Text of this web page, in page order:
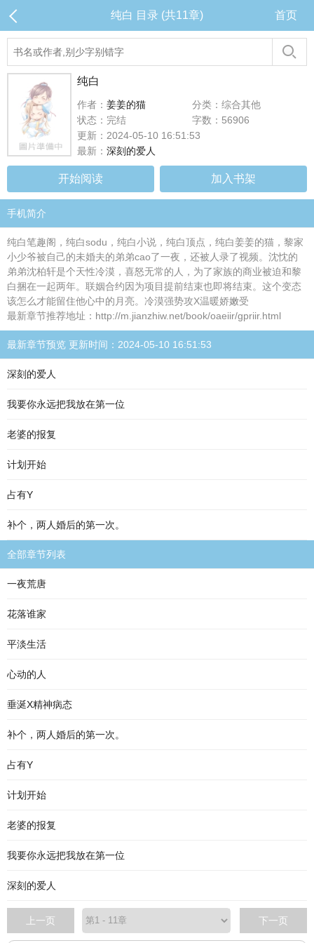
纯白 目录 (共11章) 首页
纯白
作者： 姜姜的猫
分类：综合其他
状态：完结
字数：56906
更新：2024-05-10 16:51:53
最新： 深刻的爱人
开始阅读 加入书架
手机简介
纯白笔趣阁，纯白sodu，纯白小说，纯白顶点，纯白姜姜的猫，黎家
小少爷被自己的未婚夫的弟弟cao了一夜，还被人录了视频。沈忱的
弟弟沈柏轩是个天性冷漠，喜怒无常的人，为了家族的商业被迫和黎
白捆在一起两年。联姻合约因为项目提前结束也即将结束。这个变态
该怎么才能留住他心中的月亮。冷漠强势攻X温暖娇嫩受
最新章节推荐地址：http://m.jianzhiw.net/book/oaeiir/gpriir.html
最新章节预览 更新时间：2024-05-10 16:51:53
深刻的爱人
我要你永远把我放在第一位
老婆的报复
计划开始
占有Y
补个，两人婚后的第一次。
全部章节列表
一夜荒唐
花落谁家
平淡生活
心动的人
垂涎X精神病态
补个，两人婚后的第一次。
占有Y
计划开始
老婆的报复
我要你永远把我放在第一位
深刻的爱人
上一页 下一页